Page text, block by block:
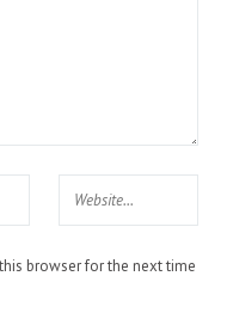
browser for the next time